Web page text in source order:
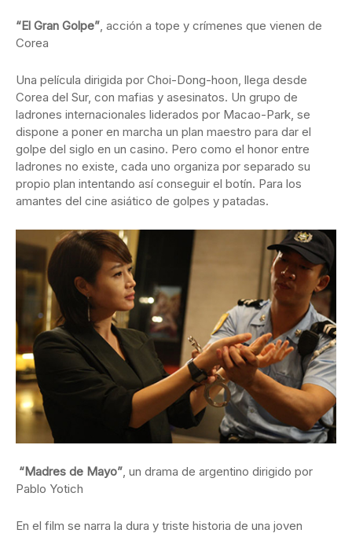
“El Gran Golpe”, acción a tope y crímenes que vienen de
Corea
Una película dirigida por Choi-Dong-hoon, llega desde
Corea del Sur, con mafias y asesinatos. Un grupo de
ladrones internacionales liderados por Macao-Park, se
dispone a poner en marcha un plan maestro para dar el
golpe del siglo en un casino. Pero como el honor entre
ladrones no existe, cada uno organiza por separado su
propio plan intentando así conseguir el botín. Para los
amantes del cine asiático de golpes y patadas.
“Madres de Mayo”, un drama de argentino dirigido por
Pablo Yotich
En el film se narra la dura y triste historia de una joven